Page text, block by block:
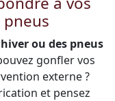
ou des pneus
gonfler vos
externe ?
et pensez